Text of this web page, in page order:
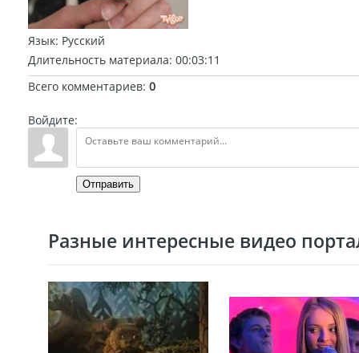
Язык: Русский
Длительность материала: 00:03:11
Всего комментариев: 0
Войдите:
Отправить
Разные интересные видео